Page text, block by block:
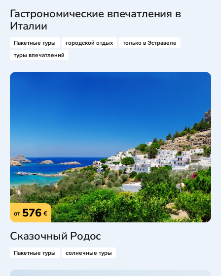
Гастрономические впечатления в
Италии
Пакетные туры городской отдых
только в Эстравеле
туры впечатлений
от 576 €
Сказочный Родос
Пакетные туры солнечные туры